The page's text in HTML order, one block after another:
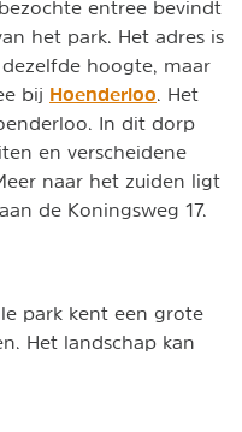
entree bevindt
het park. Het adres is
hoogte, maar
bij Hoenderloo . Het
In dit dorp
en verscheidene
naar het zuiden ligt
aan de Koningsweg 17.
park kent een grote
Het landschap kan